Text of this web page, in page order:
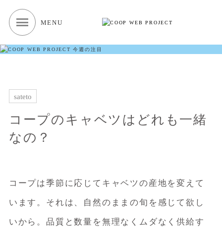
MENU
sateto
コープのキャベツはどれも一緒
なの？
コープは季節に応じてキャベツの産地を変えて
います。それは、自然のままの旬を感じて欲し
いから。品質と数量を無理なくムダなく供給す